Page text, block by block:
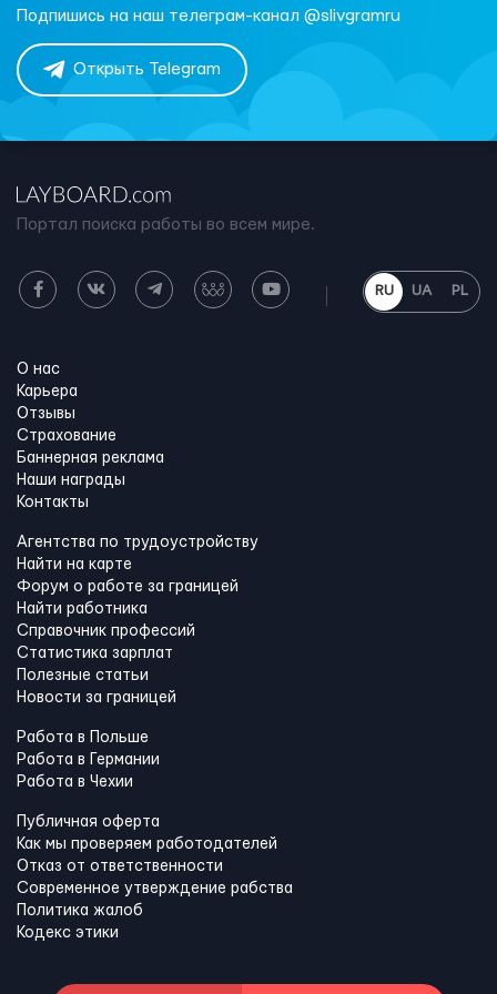
Подпишись на наш телеграм-канал @slivgramru
Открыть Telegram
Портал поиска работы во всем мире.
RU UA PL
О нас
Карьера
Отзывы
Страхование
Баннерная реклама
Наши награды
Контакты
Агентства по трудоустройству
Найти на карте
Форум о работе за границей
Найти работника
Справочник профессий
Статистика зарплат
Полезные статьи
Новости за границей
Работа в Польше
Работа в Германии
Работа в Чехии
Публичная оферта
Как мы проверяем работодателей
Отказ от ответственности
Современное утверждение рабства
Политика жалоб
Кодекс этики